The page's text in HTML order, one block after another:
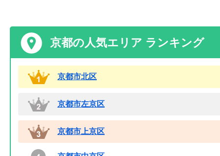
京都の人気エリア ランキング
京都市北区
京都市左京区
京都市上京区